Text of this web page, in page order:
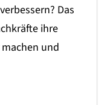
Das
ihre
und